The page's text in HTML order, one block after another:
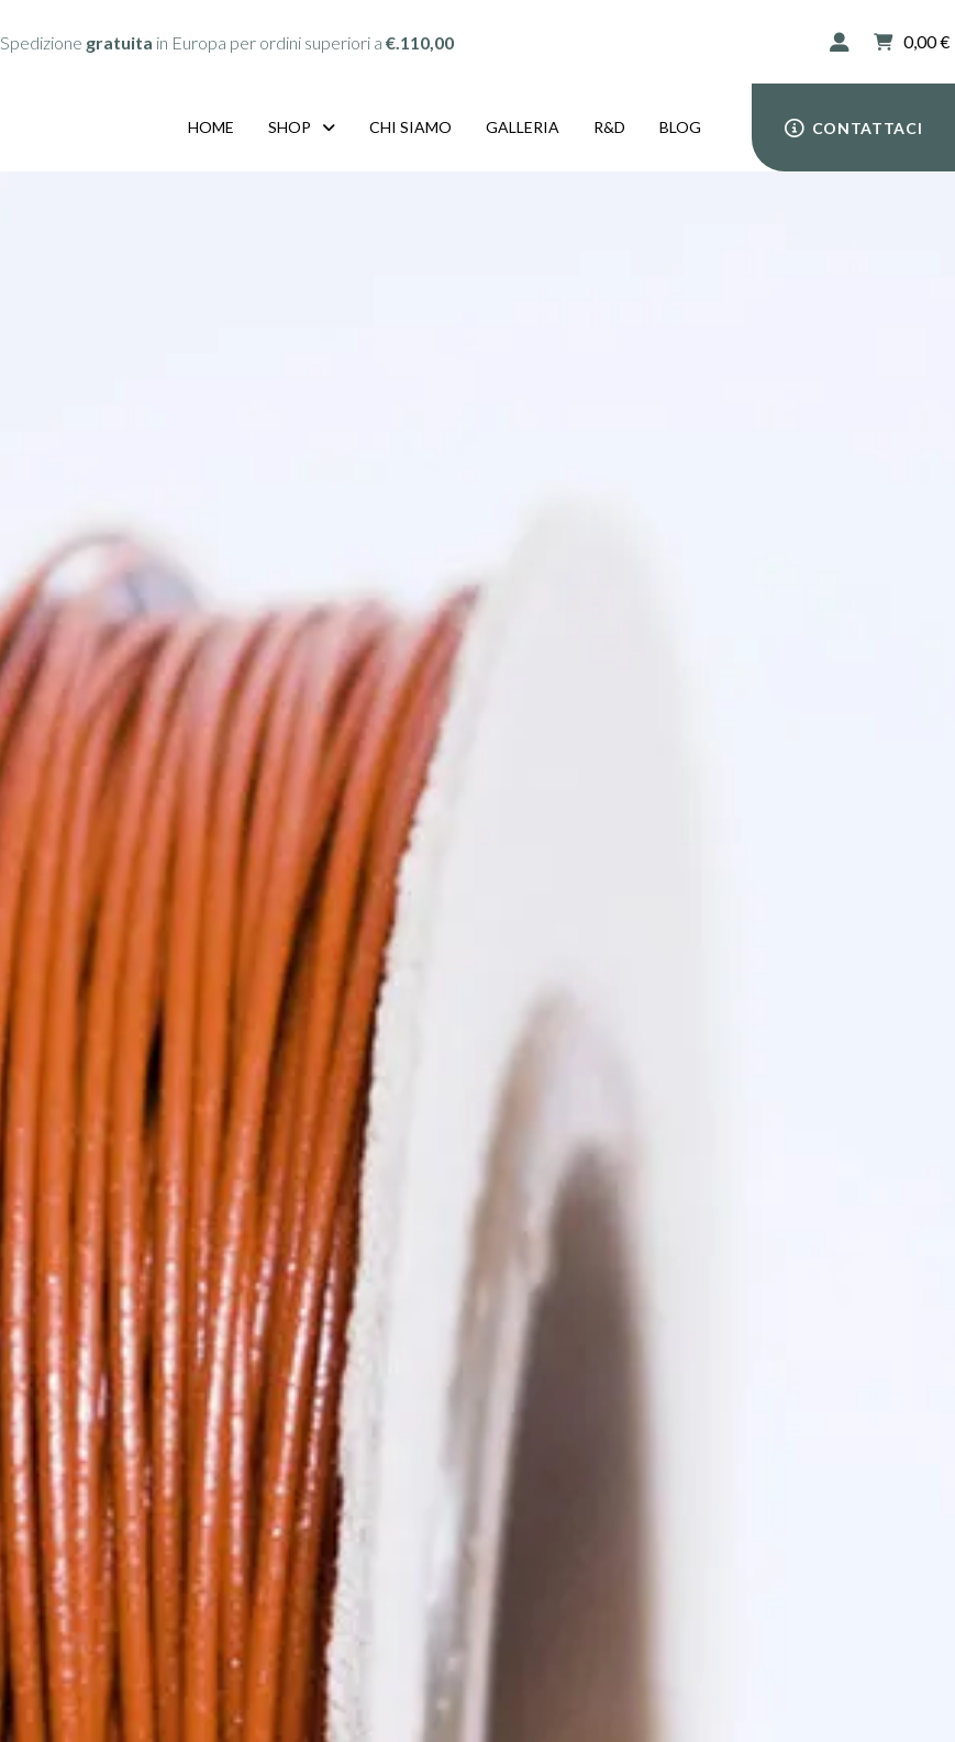
Spedizione gratuita in Europa per ordini superiori a€.110,00 0,00€
HOME SHOP CHI SIAMO GALLERIA R&D BLOG CONTATTACI